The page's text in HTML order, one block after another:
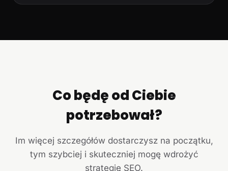
Co będę od Ciebie
potrzebował?
Im więcej szczegółów dostarczysz na początku,
tym szybciej i skuteczniej mogę wdrożyć
strategię SEO.